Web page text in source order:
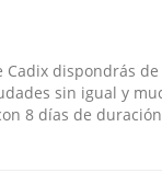
dispondrás
sin igual y
8 días de